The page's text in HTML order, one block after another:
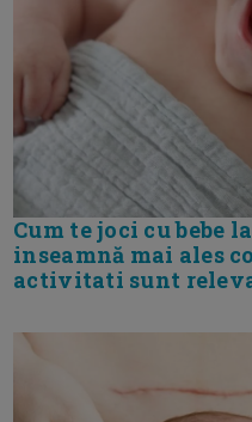
Cum te joci cu bebe
inseamnă mai ales
activitati sunt